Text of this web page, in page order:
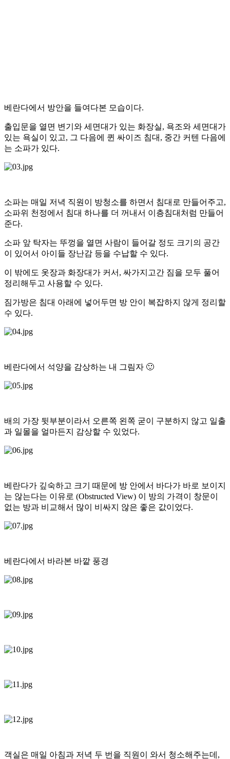
베란다에서 방안을 들여다본 모습이다.
출입문을 열면 변기와 세면대가 있는 화장실, 욕조와 세면대가
있는 욕실이 있고, 그 다음에 퀸 싸이즈 침대, 중간 커텐 다음에
는 소파가 있다.
소파는 매일 저녁 직원이 방청소를 하면서 침대로 만들어주고,
소파위 천정에서 침대 하나를 더 꺼내서 이층침대처럼 만들어
준다.
소파 앞 탁자는 뚜껑을 열면 사람이 들어갈 정도 크기의 공간
이 있어서 아이들 장난감 등을 수납할 수 있다.
이 밖에도 옷장과 화장대가 커서, 싸가지고간 짐을 모두 풀어
정리해두고 사용할 수 있다.
짐가방은 침대 아래에 넣어두면 방 안이 복잡하지 않게 정리할
수 있다.
베란다에서 석양을 감상하는 내 그림자 🙂
배의 가장 뒷부분이라서 오른쪽 왼쪽 굳이 구분하지 않고 일출
과 일몰을 얼마든지 감상할 수 있었다.
베란다가 깊숙하고 크기 때문에 방 안에서 바다가 바로 보이지
는 않는다는 이유로 (Obstructed View) 이 방의 가격이 창문이
없는 방과 비교해서 많이 비싸지 않은 좋은 값이었다.
베란다에서 바라본 바깥 풍경
객실은 매일 아침과 저녁 두 번을 직원이 와서 청소해주는데,